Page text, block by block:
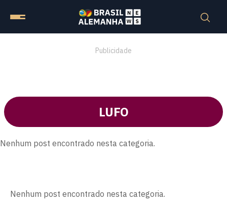
Publicidade
LUFO
Nenhum post encontrado nesta categoria.
Nenhum post encontrado nesta categoria.